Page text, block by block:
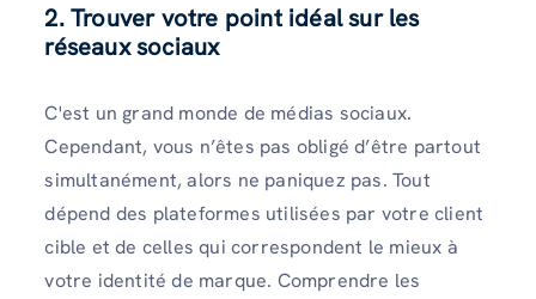
2. Trouver votre point idéal sur les
réseaux sociaux
C'est un grand monde de médias sociaux.
Cependant, vous n’êtes pas obligé d’être partout
simultanément, alors ne paniquez pas. Tout
dépend des plateformes utilisées par votre client
cible et de celles qui correspondent le mieux à
votre identité de marque. Comprendre les